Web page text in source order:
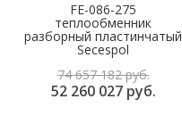
FE-086-275
теплообменник
разборный пластинчатый
Secespol
74 657 182 руб.
52 260 027 руб.